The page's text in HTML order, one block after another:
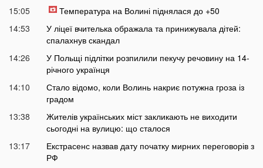
15:05
Температура на Волині піднялася до +50
14:53
У ліцеї вчителька ображала та принижувала дітей:
спалахнув скандал
14:26
У Польщі підлітки розпилили пекучу речовину на 14-
річного українця
14:10
Стало відомо, коли Волинь накриє потужна гроза із
градом
13:38
Жителів українських міст закликають не виходити
сьогодні на вулицю: що сталося
13:17
Екстрасенс назвав дату початку мирних переговорів з
РФ